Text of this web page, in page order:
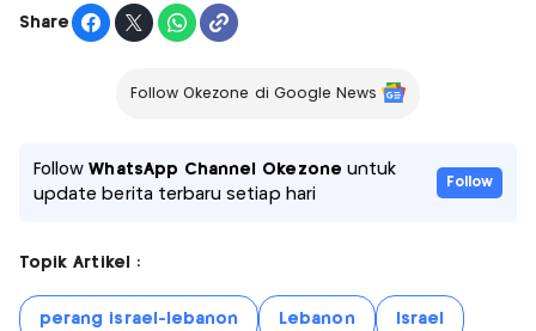
Share
Follow Okezone di Google News
FollowWhatsApp Channel Okezone untuk
update berita terbaru setiap hari
Follow
Topik Artikel :
perang israel-lebanon Lebanon Israel